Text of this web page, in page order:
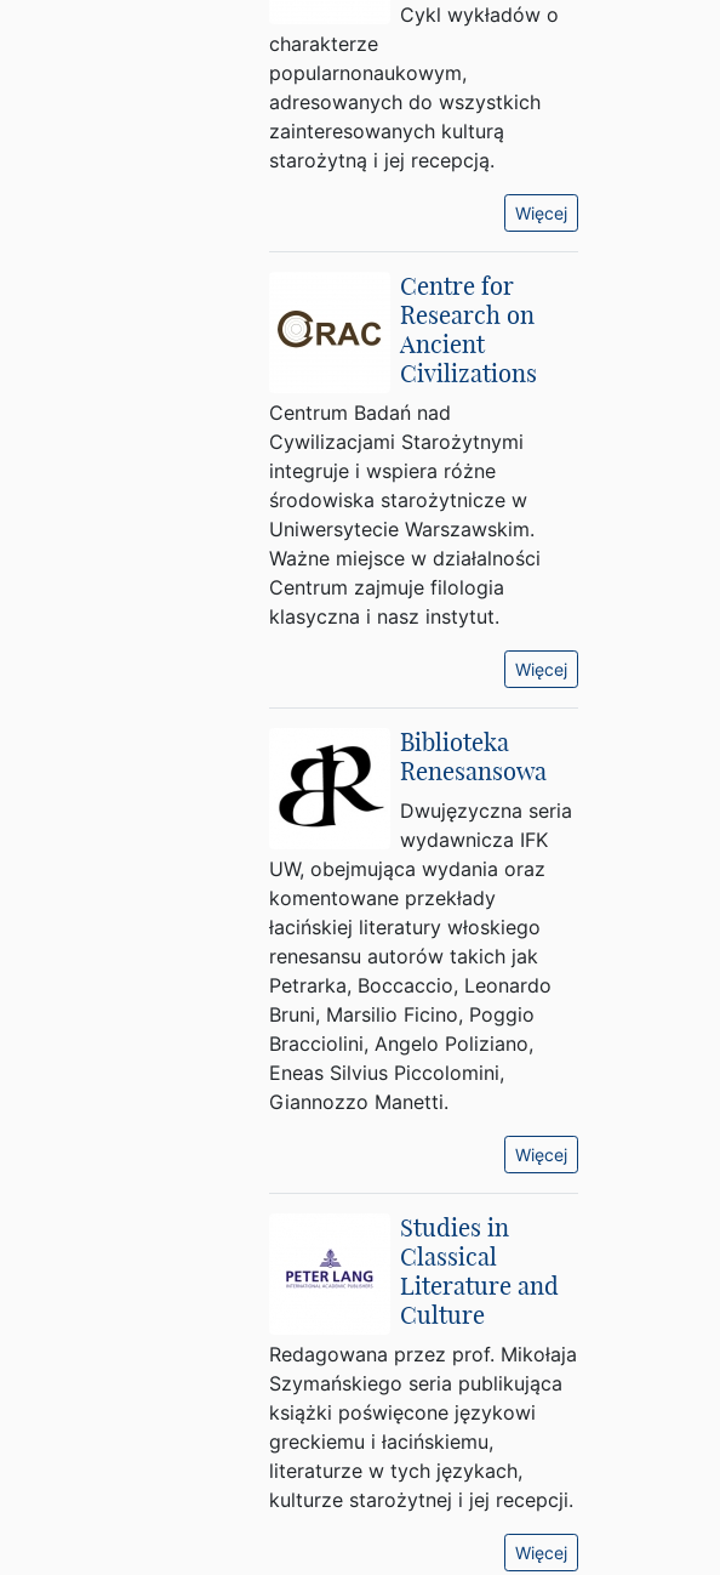
Cykl wykładów o
charakterze
popularnonaukowym,
adresowanych do wszystkich
zainteresowanych kulturą
starożytną i jej recepcją.
Więcej
Centre for
Research on
Ancient
Civilizations
Centrum Badań nad
Cywilizacjami Starożytnymi
integruje i wspiera różne
środowiska starożytnicze w
Uniwersytecie Warszawskim.
Ważne miejsce w działalności
Centrum zajmuje filologia
klasyczna i nasz instytut.
Więcej
Biblioteka
Renesansowa
Dwujęzyczna seria
wydawnicza IFK
UW, obejmująca wydania oraz
komentowane przekłady
łacińskiej literatury włoskiego
renesansu autorów takich jak
Petrarka, Boccaccio, Leonardo
Bruni, Marsilio Ficino, Poggio
Bracciolini, Angelo Poliziano,
Eneas Silvius Piccolomini,
Giannozzo Manetti.
Więcej
Studies in
Classical
Literature and
Culture
Redagowana przez prof. Mikołaja
Szymańskiego seria publikująca
książki poświęcone językowi
greckiemu i łacińskiemu,
literaturze w tych językach,
kulturze starożytnej i jej recepcji.
Więcej